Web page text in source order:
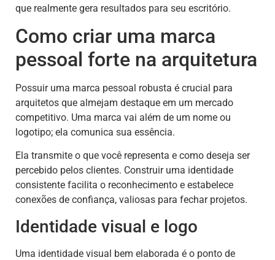
que realmente gera resultados para seu escritório.
Como criar uma marca
pessoal forte na arquitetura
Possuir uma marca pessoal robusta é crucial para
arquitetos que almejam destaque em um mercado
competitivo. Uma marca vai além de um nome ou
logotipo; ela comunica sua essência.
Ela transmite o que você representa e como deseja ser
percebido pelos clientes. Construir uma identidade
consistente facilita o reconhecimento e estabelece
conexões de confiança, valiosas para fechar projetos.
Identidade visual e logo
Uma identidade visual bem elaborada é o ponto de